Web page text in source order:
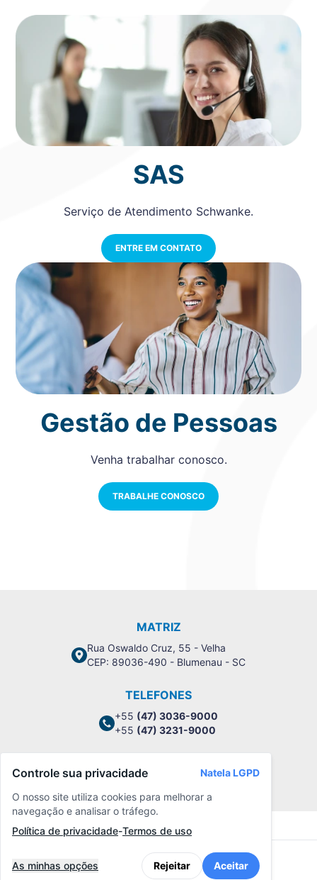
SAS
Serviço de Atendimento Schwanke.
ENTRE EM CONTATO
Gestão de Pessoas
Venha trabalhar conosco.
TRABALHE CONOSCO
MATRIZ
Rua Oswaldo Cruz, 55 - Velha
CEP: 89036-490 - Blumenau - SC
TELEFONES
+55 (47) 3036-9000
+55 (47) 3231-9000
Política de Privacidade
Controle sua privacidade
Natela LGPD
O nosso site utiliza cookies para melhorar a
navegação e analisar o tráfego.
Política de privacidade-Termos de uso
As minhas opções Rejeitar Aceitar